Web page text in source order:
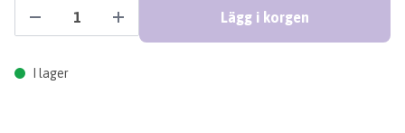
Lägg i korgen
I lager